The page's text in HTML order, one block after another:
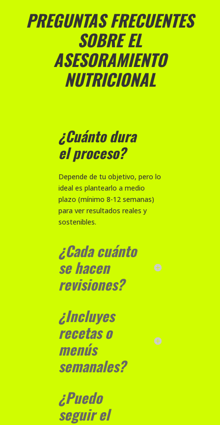
PREGUNTAS FRECUENTES
SOBRE EL
ASESORAMIENTO
NUTRICIONAL
¿Cuánto dura
el proceso?
Depende de tu objetivo, pero lo
ideal es plantearlo a medio
plazo (mínimo 8-12 semanas)
para ver resultados reales y
sostenibles.
¿Cada cuánto
se hacen
revisiones?
¿Incluyes
recetas o
menús
semanales?
¿Puedo
seguir el